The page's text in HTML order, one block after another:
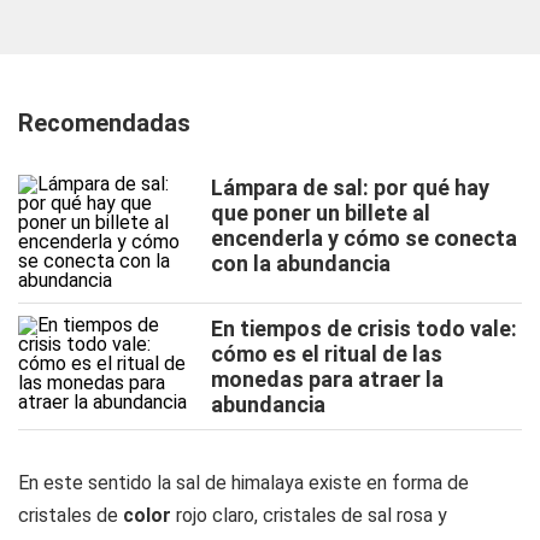
Recomendadas
Lámpara de sal: por qué hay
que poner un billete al
encenderla y cómo se conecta
con la abundancia
En tiempos de crisis todo vale:
cómo es el ritual de las
monedas para atraer la
abundancia
En este sentido la sal de himalaya existe en forma de
cristales de color rojo claro, cristales de sal rosa y